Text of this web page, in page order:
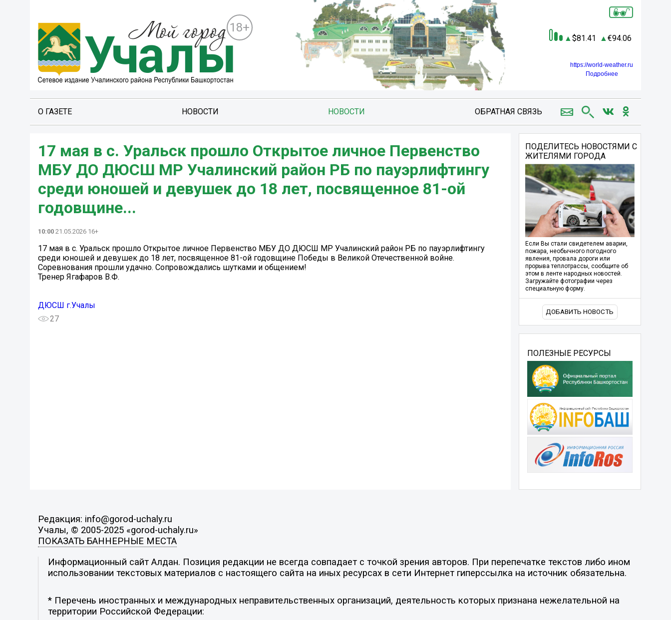
18+
81.41 94.06
https://world-weather.ru
Подробнее
О ГАЗЕТЕ НОВОСТИ НОВОСТИ ОБРАТНАЯ СВЯЗЬ
17 мая в с. Уральск прошло Открытое личное Первенство
МБУ ДО ДЮСШ МР Учалинский район РБ по пауэрлифтингу
среди юношей и девушек до 18 лет, посвященное 81-ой
годовщине...
10:00 21.05.2026 16+
17 мая в с. Уральск прошло Открытое личное Первенство МБУ ДО ДЮСШ МР Учалинский район РБ по пауэрлифтингу
среди юношей и девушек до 18 лет, посвященное 81-ой годовщине Победы в Великой Отечественной войне.
Соревнования прошли удачно. Сопровождались шутками и общением!
Тренер Ягафаров В.Ф.
ДЮСШ г.Учалы
27
ПОДЕЛИТЕСЬ НОВОСТЯМИ С
ЖИТЕЛЯМИ ГОРОДА
Если Вы стали свидетелем аварии,
пожара, необычного погодного
явления, провала дороги или
прорыва теплотрассы, сообщите об
этом в ленте народных новостей.
Загружайте фотографии через
специальную форму.
ДОБАВИТЬ НОВОСТЬ
ПОЛЕЗНЫЕ РЕСУРСЫ
Редакция: info@gorod-uchaly.ru
Учалы, © 2005-2025 «gorod-uchaly.ru»
ПОКАЗАТЬ БАННЕРНЫЕ МЕСТА
Информационный сайт Алдан. Позиция редакции не всегда совпадает с точкой зрения авторов. При перепечатке текстов либо ином
использовании текстовых материалов с настоящего сайта на иных ресурсах в сети Интернет гиперссылка на источник обязательна.
* Перечень иностранных и международных неправительственных организаций, деятельность которых признана нежелательной на
территории Российской Федерации: